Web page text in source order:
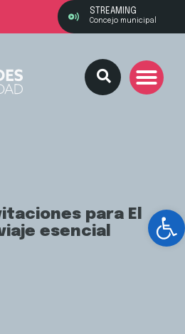
STREAMING
Concejo municipal
para El
esencial